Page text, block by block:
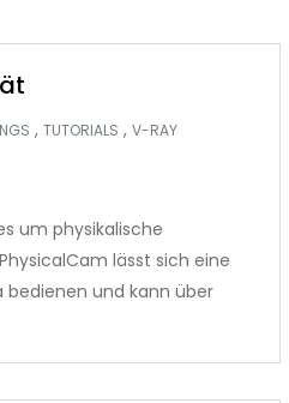
, TUTORIALS , V-RAY
um physikalische
lässt sich eine
bedienen und kann über